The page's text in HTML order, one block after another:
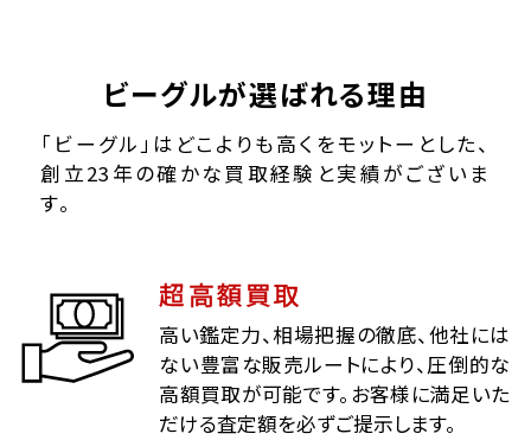
ビーグルが選ばれる理由
「ビーグル」はどこよりも高くをモットーとした、
創立23年の確かな買取経験と実績がございま
す。
超高額買取
高い鑑定力、相場把握の徹底、他社には
ない豊富な販売ルートにより、圧倒的な
高額買取が可能です。お客様に満足いた
だける査定額を必ずご提示します。